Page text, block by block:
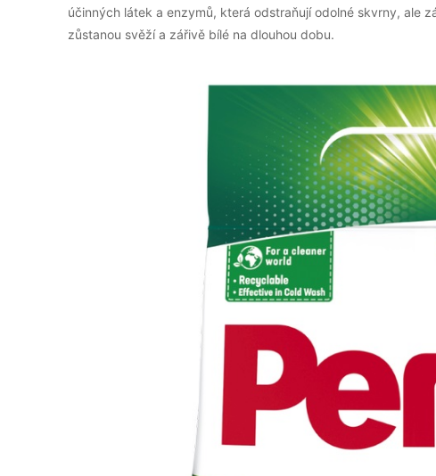
účinných látek a enzymů, která odstraňují odolné skvrny, ale
zůstanou svěží a zářivě bílé na dlouhou dobu.